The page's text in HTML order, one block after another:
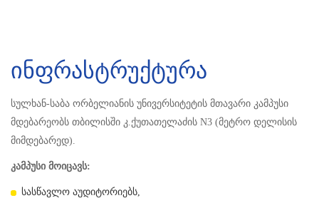
ინფრასტრუქტურა
სულხან-საბა ორბელიანის უნივერსიტეტის მთავარი კამპუსი
მდებარეობს თბილისში კ.ქუთათელაძის N3 (მეტრო დელისის
მიმდებარედ).
კამპუსი მოიცავს:
სასწავლო აუდიტორიებს,